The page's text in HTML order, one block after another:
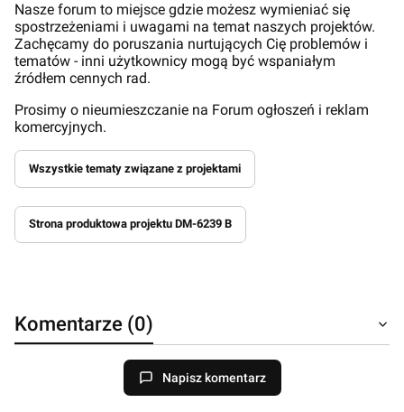
Nasze forum to miejsce gdzie możesz wymieniać się
spostrzeżeniami i uwagami na temat naszych projektów.
Zachęcamy do poruszania nurtujących Cię problemów i
tematów - inni użytkownicy mogą być wspaniałym
źródłem cennych rad.
Prosimy o nieumieszczanie na Forum ogłoszeń i reklam
komercyjnych.
Wszystkie tematy związane z projektami
Strona produktowa projektu DM-6239 B
Komentarze (0)
Napisz komentarz